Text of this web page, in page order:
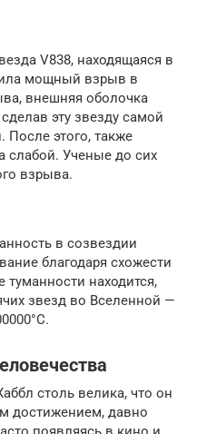
V838, находящаяся в
мощный взрыв в
внешняя оболочка
эту звезду самой
этого, также
слабой. Ученые до сих
взрыва.
в созвездии
благодаря схожести
находится,
звезд во Вселенной —
столь велика, что он
достижением, давно